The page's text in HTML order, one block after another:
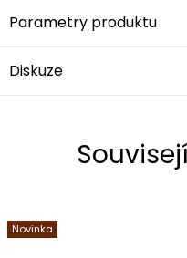
Parametry produktu
Diskuze
Novinka